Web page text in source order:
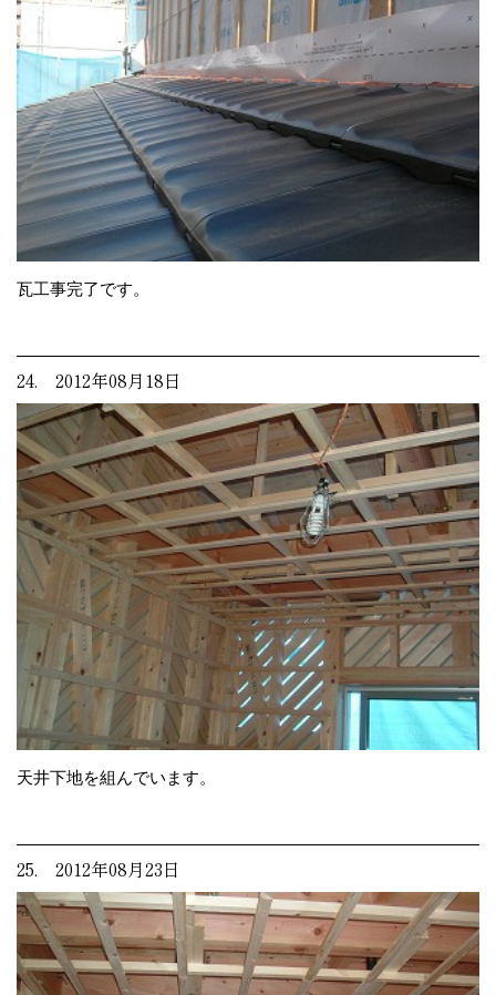
瓦工事完了です。
24. 2012年08月18日
天井下地を組んでいます。
25. 2012年08月23日